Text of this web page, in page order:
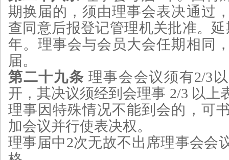
期换届的，须由理事会表决通过
查同意后报登记管理机关批准。
年。理事会与会员大会任期相同
届。
第二十九条 理事会会议须有2/3
开，其决议须经到会理事 2/3 以上
理事因特殊情况不能到会的，可
加会议并行使表决权。
理事届中2次无故不出席理事会会